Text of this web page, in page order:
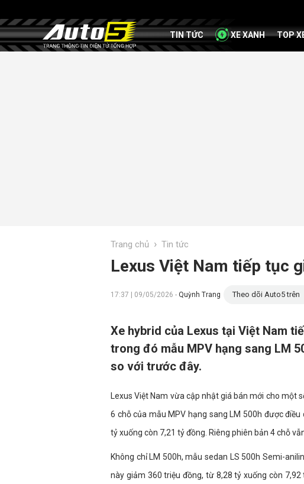
TIN TỨC XE XANH TOP
Trang chủ › Tin tức
Lexus Việt Nam tiếp tục
17:37 | 09/05/2026 - Quỳnh Trang Theo dõi Auto5 trên
Xe hybrid của Lexus tại Việt Nam
trong đó mẫu MPV hạng sang LM
so với trước đây.
Lexus Việt Nam vừa cập nhật giá bán mới cho một
6 chỗ của mẫu MPV hạng sang LM 500h được
tỷ xuống còn 7,21 tỷ đồng. Riêng phiên bản 4 chỗ
Không chỉ LM 500h, mẫu sedan LS 500h Semi-
này giảm 360 triệu đồng, từ 8,28 tỷ xuống còn